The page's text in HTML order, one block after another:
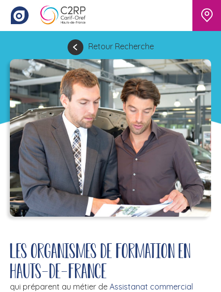
Retour Recherche
Les organismes de formation en
Hauts-de-France
qui préparent au métier de Assistanat commercial